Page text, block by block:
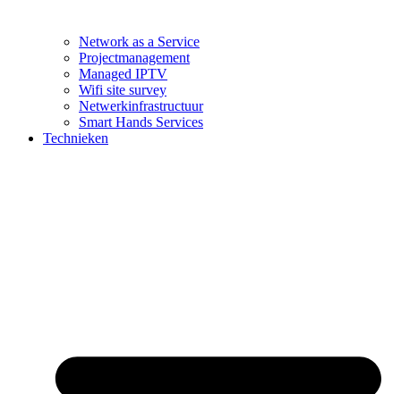
Network as a Service
Projectmanagement
Managed IPTV
Wifi site survey
Netwerkinfrastructuur
Smart Hands Services
Technieken